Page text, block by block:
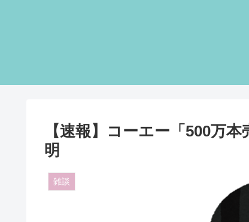
【速報】コーエー「500万
明
雑談